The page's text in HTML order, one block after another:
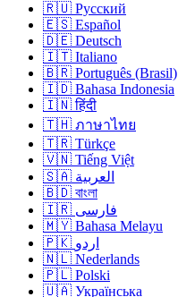
🇷🇺 Русский
🇪🇸 Español
🇩🇪 Deutsch
🇮🇹 Italiano
🇧🇷 Português (Brasil)
🇮🇩 Bahasa Indonesia
🇮🇳 हिंदी
🇹🇭 ภาษาไทย
🇹🇷 Türkçe
🇻🇳 Tiếng Việt
🇸🇦 العربية
🇧🇩 বাংলা
🇮🇷 فارسی
🇲🇾 Bahasa Melayu
🇵🇰 اردو
🇳🇱 Nederlands
🇵🇱 Polski
🇺🇦 Українська